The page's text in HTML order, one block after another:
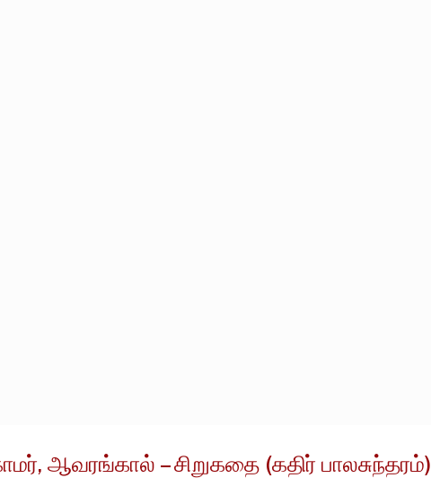
ஆவரங்கால் – சிறுகதை (கதிர் பாலசுந்தரம்)